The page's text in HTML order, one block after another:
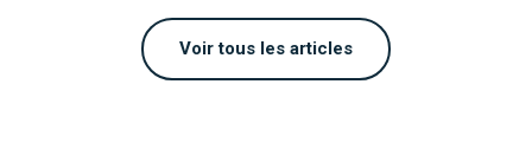
Voir tous les articles